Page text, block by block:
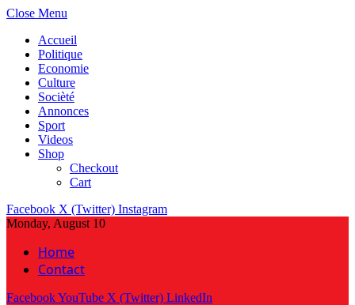
Close Menu
Accueil
Politique
Economie
Culture
Socièté
Annonces
Sport
Videos
Shop
Checkout
Cart
Facebook X (Twitter) Instagram
Monday, August 10
Home
Contact
FacebookYouTube X (Twitter) LinkedIn